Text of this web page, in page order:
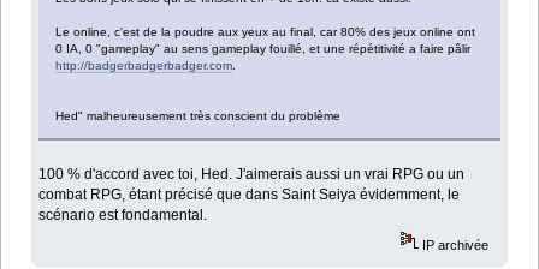
Le online, c'est de la poudre aux yeux au final, car 80% des jeux online ont
0 IA, 0 "gameplay" au sens gameplay fouillé, et une répétitivité a faire pâlir
http://badgerbadgerbadger.com.
Hed" malheureusement très conscient du problème
100 % d'accord avec toi, Hed. J'aimerais aussi un vrai RPG ou un
combat RPG, étant précisé que dans Saint Seiya évidemment, le
scénario est fondamental.
IP archivée